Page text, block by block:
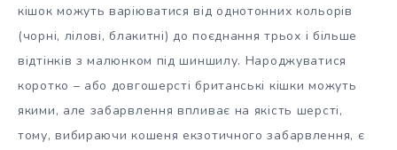
кішок можуть варіюватися від однотонних кольорів
(чорні, лілові, блакитні) до поєднання трьох і більше
відтінків з малюнком під шиншилу. Народжуватися
коротко – або довгошерсті британські кішки можуть
якими, але забарвлення впливає на якість шерсті,
тому, вибираючи кошеня екзотичного забарвлення, є